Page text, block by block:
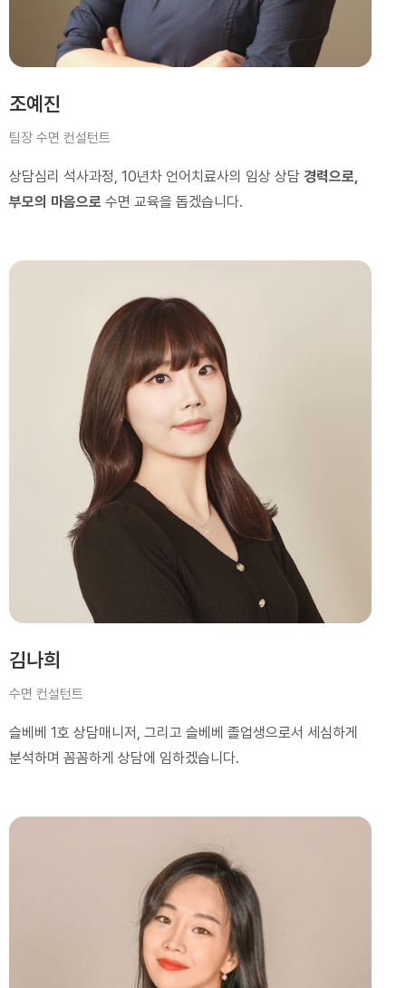
조예진
팀장 수면 컨설턴트
상담심리 석사과정, 10년차 언어치료사의 임상 상담 경력으로,
부모의 마음으로 수면 교육을 돕겠습니다.
김나희
수면 컨설턴트
슬베베 1호 상담매니저, 그리고 슬베베 졸업생으로서 세심하게
분석하며 꼼꼼하게 상담에 임하겠습니다.